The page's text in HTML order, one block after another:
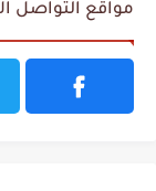
مواقع التواصل